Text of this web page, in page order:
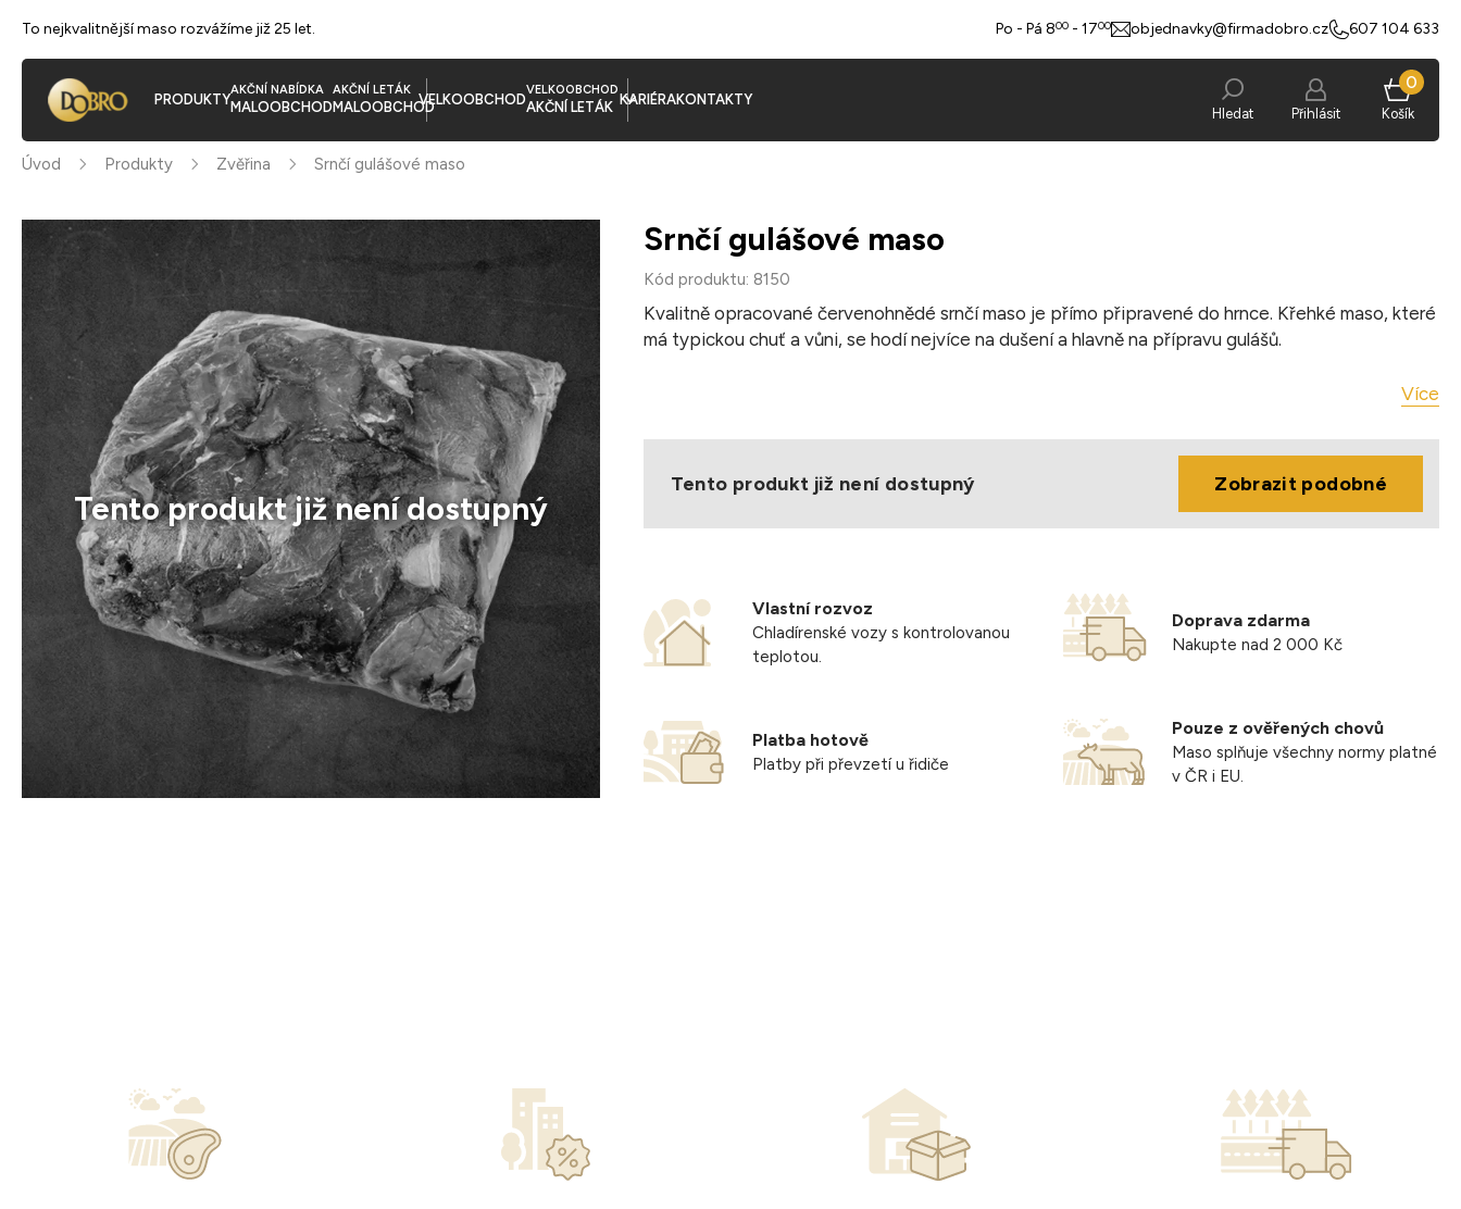
To nejkvalitnější maso rozvážíme již 25 let. Po - Pá 800 - 1700 objednavky@firmadobro.cz 607 104 633
PRODUKTY
AKČNÍ NABÍDKA
MALOOBCHOD
AKČNÍ LETÁK
MALOOBCHODVELKOOBCHOD
VELKOOBCHOD
AKČNÍ LETÁK KARIÉRAKONTAKTY
Hledat
Přihlásit
0
Košík
Úvod Produkty Zvěřina Srnčí gulášové maso
Tento produkt již není dostupný
Srnčí gulášové maso
Kód produktu: 8150
Kvalitně opracované červenohnědé srnčí maso je přímo připravené do hrnce. Křehké maso, které
má typickou chuť a vůni, se hodí nejvíce na dušení a hlavně na přípravu gulášů.
Balení: vakuované
Více
Tento produkt již není dostupný Zobrazit podobné
Vlastní rozvoz
Chladírenské vozy s kontrolovanou
teplotou.
Doprava zdarma
Nakupte nad 2 000 Kč
Platba hotově
Platby při převzetí u řidiče
Pouze z ověřených chovů
Maso splňuje všechny normy platné
v ČR i EU.